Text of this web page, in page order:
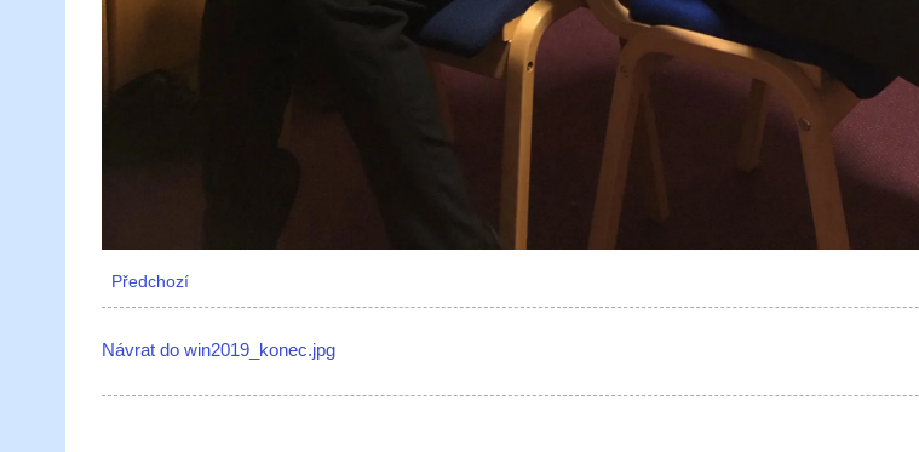
Předchozí
Návrat do win2019_konec.jpg